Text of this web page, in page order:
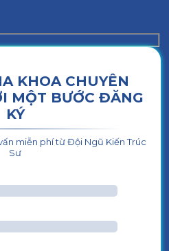
KHOA CHUYÊN
MỘT BƯỚC ĐĂNG
KÝ
miễn phí từ Đội Ngũ Kiến Trúc
Sư